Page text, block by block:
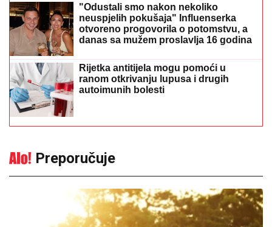
"Odustali smo nakon nekoliko
neuspjelih pokušaja" Influenserka
otvoreno progovorila o potomstvu, a
danas sa mužem proslavlja 16 godina
Rijetka antitijela mogu pomoći u
ranom otkrivanju lupusa i drugih
autoimunih bolesti
Preporučuje